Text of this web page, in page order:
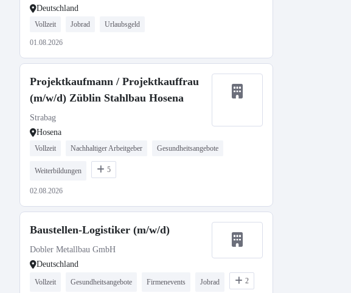
Deutschland
Vollzeit Jobrad Urlaubsgeld
01.08.2026
Projektkaufmann / Projektkauffrau
(m/w/d) Züblin Stahlbau Hosena
Strabag
Hosena
Vollzeit Nachhaltiger Arbeitgeber Gesundheitsangebote
Weiterbildungen 5
02.08.2026
Baustellen-Logistiker (m/w/d)
Dobler Metallbau GmbH
Deutschland
Vollzeit Gesundheitsangebote Firmenevents Jobrad 2